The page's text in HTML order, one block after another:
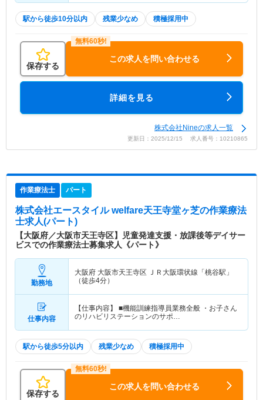
駅から徒歩10分以内 残業少なめ 積極採用中
保存する
この求人を問い合わせる
詳細を見る
株式会社Nineの求人一覧
更新日：2025/12/15 求人番号：10210865
作業療法士 パート
株式会社エースタイル welfare天王寺堂ヶ芝の作業療法
士求人(パート)
【大阪府／大阪市天王寺区】児童発達支援・放課後等デイサー
ビスでの作業療法士募集求人《パート》
勤務地
大阪府 大阪市天王寺区 ＪＲ大阪環状線「桃谷駅」
（徒歩4分）
仕事内容
【仕事内容】 ■機能訓練指導員業務全般 ・お子さん
のリハビリステーションのサポ…
駅から徒歩5分以内 残業少なめ 積極採用中
保存する
この求人を問い合わせる